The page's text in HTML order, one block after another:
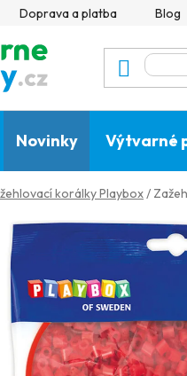
Doprava a platba Blog
Novinky Výtvarné
korálky Playbox/